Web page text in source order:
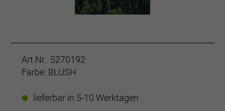
Art.Nr. 5270192
Farbe: BLUSH
lieferbar in 5-10 Werktagen